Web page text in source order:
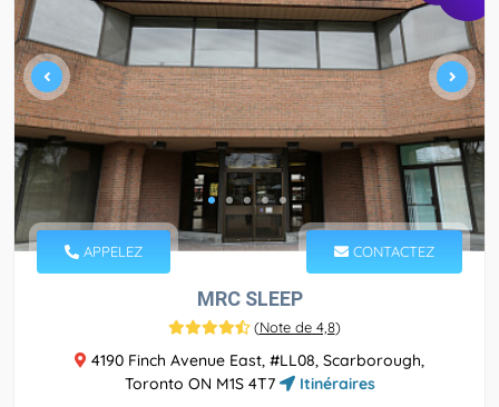
APPELEZ CONTACTEZ
MRC SLEEP
(Note de 4,8)
4190 Finch Avenue East, #LL08, Scarborough,
Toronto ON M1S 4T7
Itinéraires